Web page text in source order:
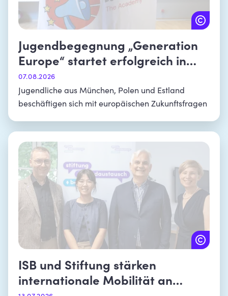
Jugendbegegnung „Generation
Europe“ startet erfolgreich in
München
07.08.2026
Jugendliche aus München, Polen und Estland
beschäftigen sich mit europäischen Zukunftsfragen
ISB und Stiftung stärken
internationale Mobilität an